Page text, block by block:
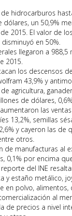
hidrocarburos
dólares, un 50,9%
2015. El valor de
en 50%.
llegaron a
2015.
los descensos
43,9% y
agricultura,
de dólares,
las
13,2%, semillas
y cayeron las de
otros.
de manufacturas al
0,1% por encima
del INE
y estaño metálico,
en polvo, alimentos,
al
de precios a nivel